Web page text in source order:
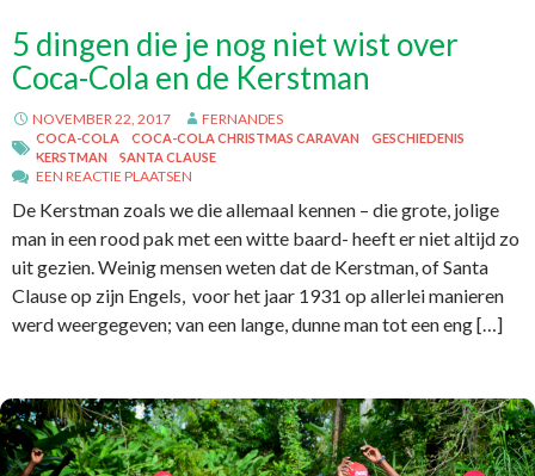
5 dingen die je nog niet wist over
Coca-Cola en de Kerstman
NOVEMBER 22, 2017 FERNANDES
COCA-COLA COCA-COLA CHRISTMAS CARAVAN
GESCHIEDENIS
KERSTMAN
SANTA CLAUSE
EEN REACTIE PLAATSEN
De Kerstman zoals we die allemaal kennen – die grote, jolige
man in een rood pak met een witte baard- heeft er niet altijd zo
uit gezien. Weinig mensen weten dat de Kerstman, of Santa
Clause op zijn Engels, voor het jaar 1931 op allerlei manieren
werd weergegeven; van een lange, dunne man tot een eng […]